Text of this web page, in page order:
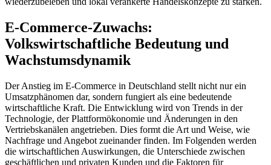
E-Commerce-Zuwachs:
Volkswirtschaftliche Bedeutung und
Wachstumsdynamik
Der Anstieg im E-Commerce in Deutschland stellt nicht nur ein
Umsatzphänomen dar, sondern fungiert als eine bedeutende
wirtschaftliche Kraft. Die Entwicklung wird von Trends in der
Technologie, der Plattformökonomie und Änderungen in den
Vertriebskanälen angetrieben. Dies formt die Art und Weise, wie
Nachfrage und Angebot zueinander finden. Im Folgenden werden
die wirtschaftlichen Auswirkungen, die Unterschiede zwischen
geschäftlichen und privaten Kunden und die Faktoren für